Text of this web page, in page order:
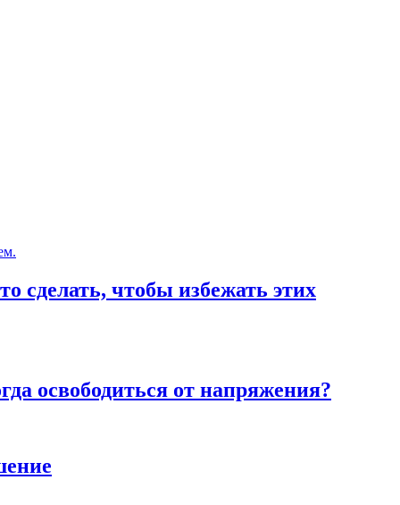
сделать, чтобы избежать этих
освободиться от напряжения?